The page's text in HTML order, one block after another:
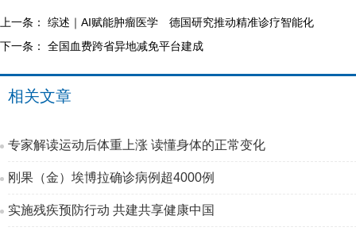
上一条： 综述｜AI赋能肿瘤医学 德国研究推动精准诊疗智能化
下一条： 全国血费跨省异地减免平台建成
相关文章
专家解读运动后体重上涨 读懂身体的正常变化
刚果（金）埃博拉确诊病例超4000例
实施残疾预防行动 共建共享健康中国